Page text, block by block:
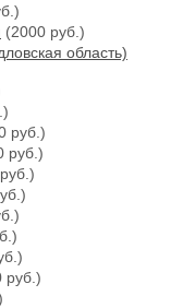
(2000 руб.)
область)
руб.)
руб.)
руб.)